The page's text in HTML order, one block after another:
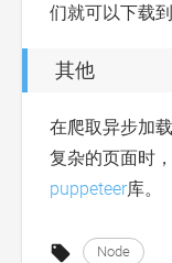
们就可以下载
其他
在爬取异步加
复杂的页面时
puppeteer库。
Node